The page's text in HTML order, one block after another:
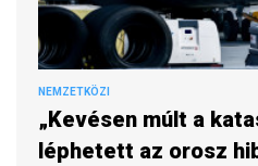
NEMZETKÖZI
„Kevésen múlt a
léphetett az orosz